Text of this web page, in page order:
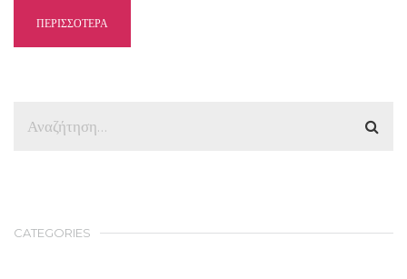
ΠΕΡΙΣΣΟΤΕΡΑ
CATEGORIES